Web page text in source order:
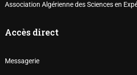
Association Algérienne des Sciences en
Accès direct
Messagerie